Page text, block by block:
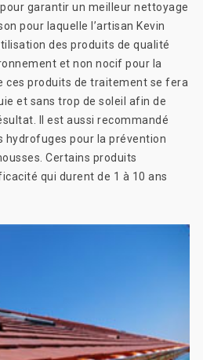
garantir un meilleur nettoyage
pour laquelle l’artisan Kevin
des produits de qualité
et non nocif pour la
ces produits de traitement se fera
et sans trop de soleil afin de
Il est aussi recommandé
hydrofuges pour la prévention
Certains produits
qui durent de 1 à 10 ans